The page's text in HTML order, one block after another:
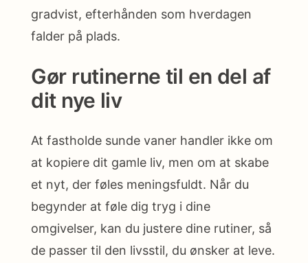
gradvist, efterhånden som hverdagen
falder på plads.
Gør rutinerne til en del af
dit nye liv
At fastholde sunde vaner handler ikke om
at kopiere dit gamle liv, men om at skabe
et nyt, der føles meningsfuldt. Når du
begynder at føle dig tryg i dine
omgivelser, kan du justere dine rutiner, så
de passer til den livsstil, du ønsker at leve.